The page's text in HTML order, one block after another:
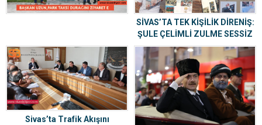
SİVAS’TA TEK KİŞİLİK DİRENİŞ:
ŞULE ÇELİMLİ ZULME SESSİZ
KALMIYOR
Sivas’ta Trafik Akışını